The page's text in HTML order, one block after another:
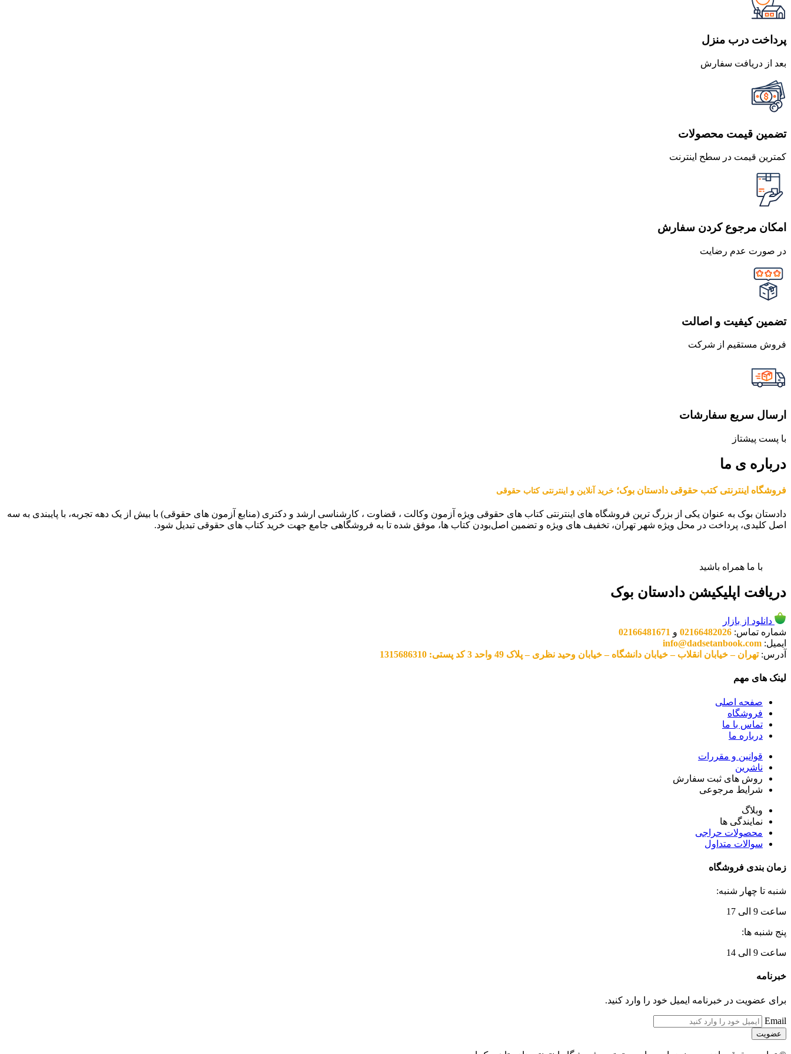
پرداخت درب منزل
بعد از دریافت سفارش
تضمین قیمت محصولات
کمترین قیمت در سطح اینترنت
امکان مرجوع کردن سفارش
در صورت عدم رضایت
تضمین کیفیت و اصالت
فروش مستقیم از شرکت
ارسال سریع سفارشات
با پست پیشتاز
درباره ی ما
فروشگاه اینترنتی کتب حقوقی دادستان بوک؛ خرید آنلاین و اینترنتی کتاب حقوقی
دادستان بوک به عنوان یکی از بزرگ ترین فروشگاه های اینترنتی کتاب های حقوقی ویژه آزمون وکالت ، قضاوت ، کارشناسی ارشد و دکتری (منابع آزمون های حقوقی) با بیش از یک دهه تجربه، با پایبندی به سه
اصل کلیدی، پرداخت در محل ویژه شهر تهران، تخفیف های ویژه و تضمین اصل‌بودن کتاب ها، موفق شده تا به فروشگاهی جامع جهت خرید کتاب های حقوقی تبدیل شود.
با ما همراه باشید
دریافت اپلیکیشن دادستان بوک
دانلود از بازار
شماره تماس: 02166482026 و 02166481671
ایمیل: info@dadsetanbook.com
آدرس:تهران – خیابان انقلاب – خیابان دانشگاه – خیابان وحید نظری – پلاک 49 واحد 3 کد پستی: 1315686310
لینک های مهم
صفحه اصلی
فروشگاه
تماس با ما
درباره ما
قوانین و مقررات
ناشرین
روش های ثبت سفارش
شرایط مرجوعی
وبلاگ
نمایندگی ها
محصولات حراجی
سوالات متداول
زمان بندی فروشگاه
شنبه تا چهار شنبه:
ساعت 9 الی 17
پنج شنبه ها:
ساعت 9 الی 14
خبرنامه
برای عضویت در خبرنامه ایمیل خود را وارد کنید.
Email